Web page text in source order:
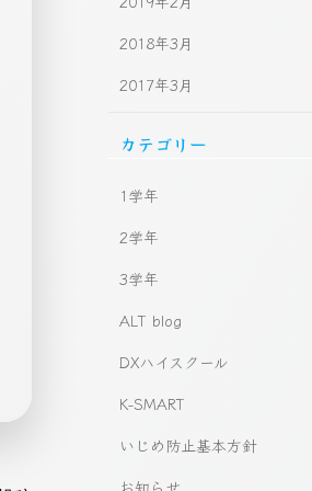
2018年3月
2017年3月
カテゴリー
1学年
2学年
3学年
ALT blog
DXハイスクール
K-SMART
いじめ防止基本方針
お知らせ